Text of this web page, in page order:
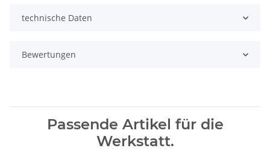
technische Daten
Bewertungen
Passende Artikel für die
Werkstatt.